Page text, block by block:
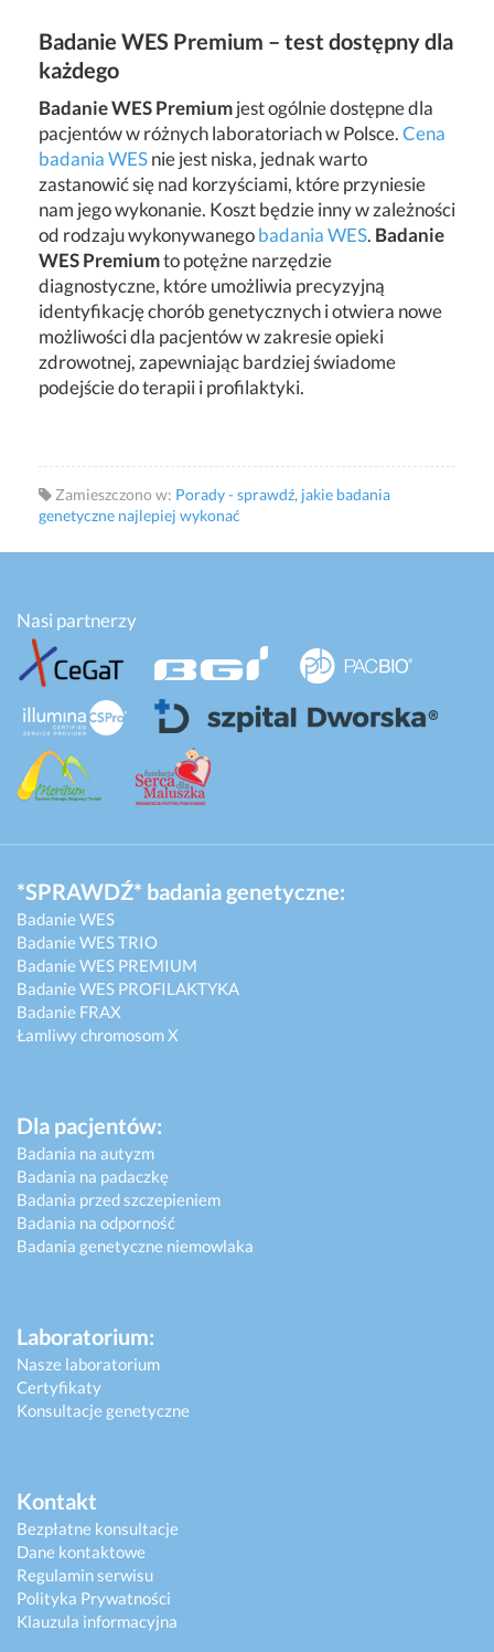
Badanie WES Premium – test dostępny dla
każdego
Badanie WES Premiumjest ogólnie dostępne dla
pacjentów w różnych laboratoriach w Polsce.Cena
badania WESnie jest niska, jednak warto
zastanowić się nad korzyściami, które przyniesie
nam jego wykonanie. Koszt będzie inny w zależności
od rodzaju wykonywanegobadania WES. Badanie
WES Premiumto potężne narzędzie
diagnostyczne, które umożliwia precyzyjną
identyfikację chorób genetycznych i otwiera nowe
możliwości dla pacjentów w zakresie opieki
zdrowotnej, zapewniając bardziej świadome
podejście do terapii i profilaktyki.
Zamieszczono w: Porady - sprawdź, jakie badania
genetyczne najlepiej wykonać
Nasi partnerzy
*SPRAWDŹ* badania genetyczne:
Badanie WES
Badanie WES TRIO
Badanie WES PREMIUM
Badanie WES PROFILAKTYKA
Badanie FRAX
Łamliwy chromosom X
Dla pacjentów:
Badania na autyzm
Badania na padaczkę
Badania przed szczepieniem
Badania na odporność
Badania genetyczne niemowlaka
Laboratorium:
Nasze laboratorium
Certyfikaty
Konsultacje genetyczne
Kontakt
Bezpłatne konsultacje
Dane kontaktowe
Regulamin serwisu
Polityka Prywatności
Klauzula informacyjna